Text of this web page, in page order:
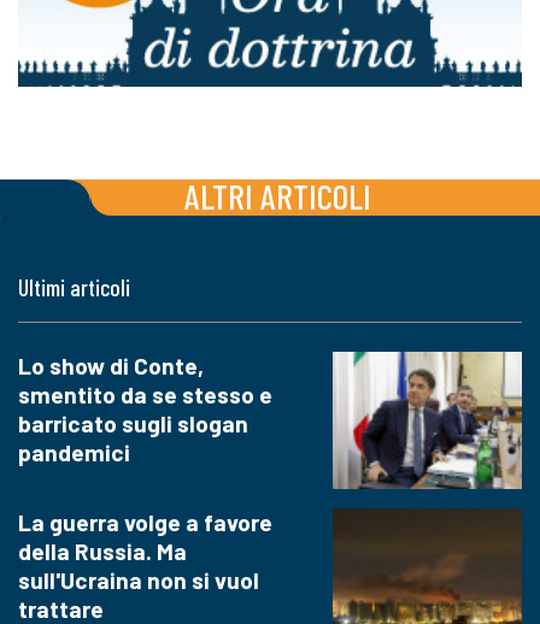
ALTRI ARTICOLI
Ultimi articoli
Lo show di Conte,
smentito da se stesso e
barricato sugli slogan
pandemici
La guerra volge a favore
della Russia. Ma
sull'Ucraina non si vuol
trattare